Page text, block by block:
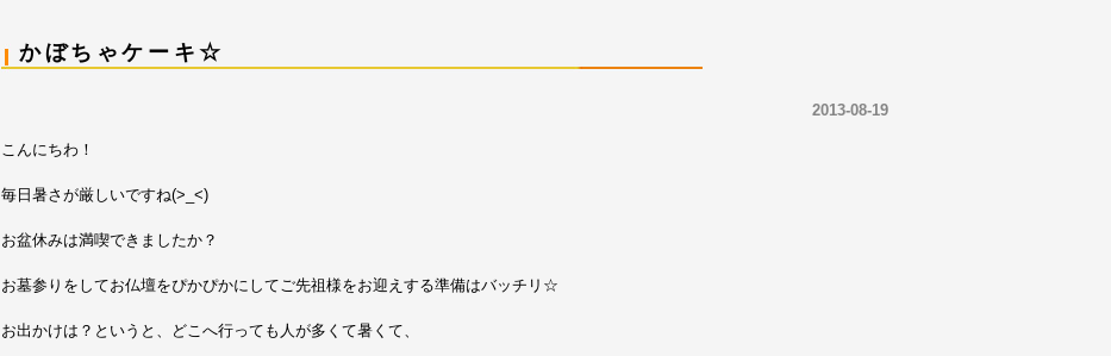
かぼちゃケーキ☆
2013-08-19
こんにちわ！
毎日暑さが厳しいですね(>_<)
お盆休みは満喫できましたか？
お墓参りをしてお仏壇をぴかぴかにしてご先祖様をお迎えする準備はバッチリ☆
お出かけは？というと、どこへ行っても人が多くて暑くて、